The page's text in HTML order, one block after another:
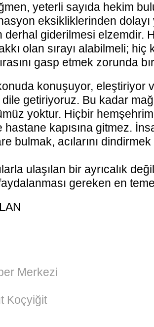
yeterli sayıda hekim
eksikliklerinden dolayı
derhal giderilmesi elzemdir.
olan sırayı alabilmeli; hiç
gasp etmek zorunda
konuşuyor, eleştiriyor
getiriyoruz. Bu kadar
yoktur. Hiçbir
kapısına gitmez.
bulmak, acılarını
ulaşılan bir ayrıcalık
gereken en
Merkezi
Koçyiğit
bursa escort bursa escort bursa escort
istanbul escort escort istanbul escort